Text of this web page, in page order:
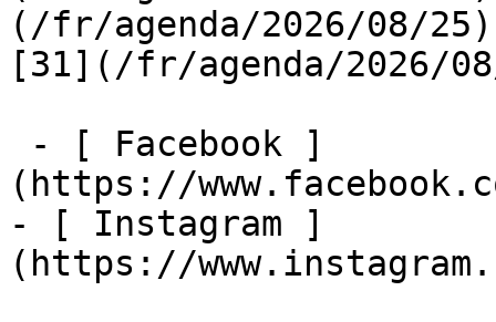
(/fr/agenda/2026/08/
[31](/fr/agenda/
(https://
- [ Instagram ]
(https://